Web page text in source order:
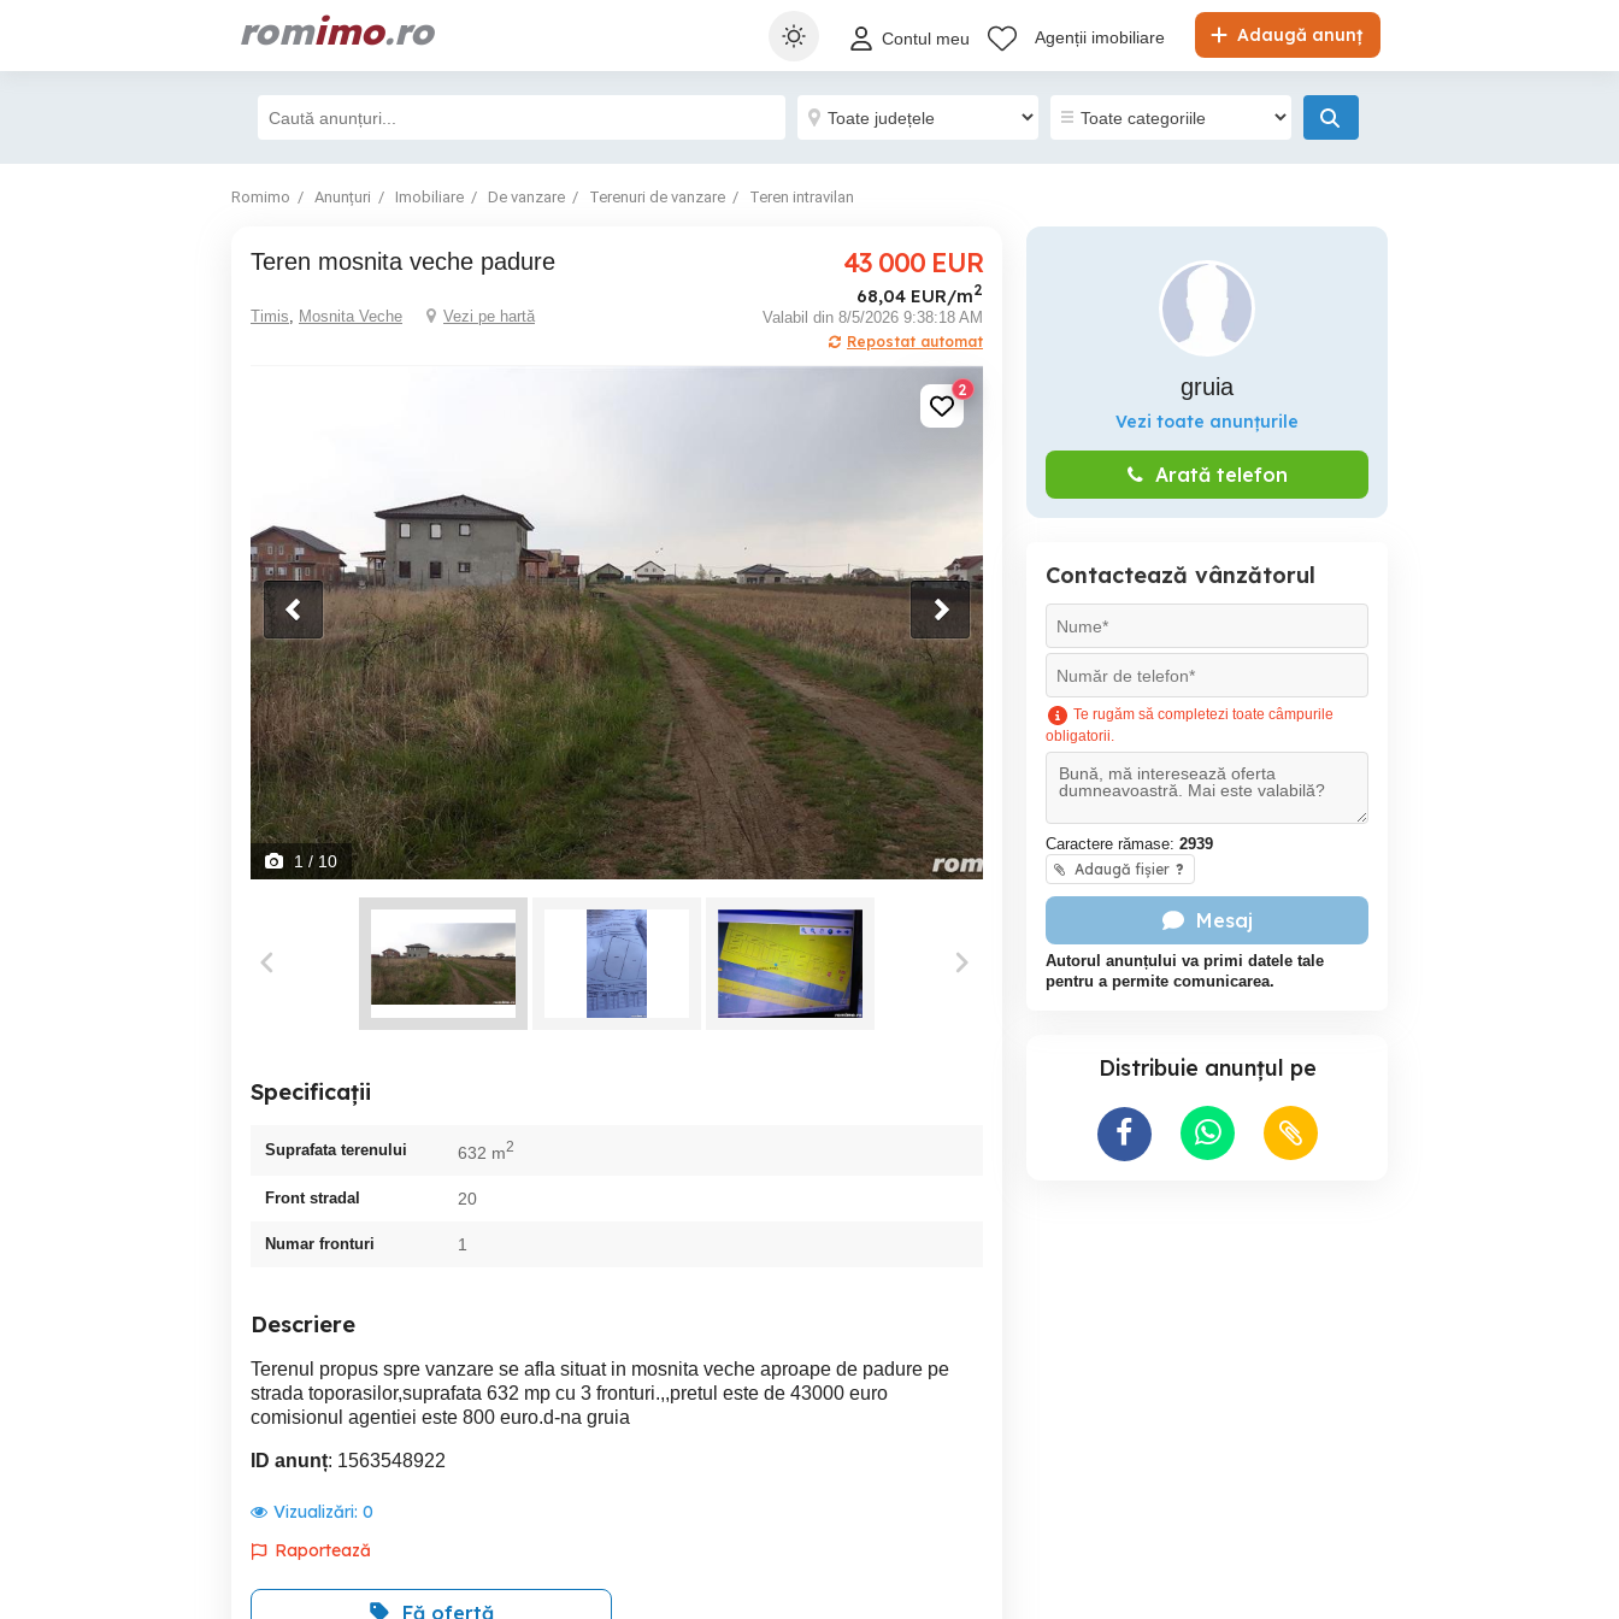
romimo.ro Adaugă anunț
Contul meu Agenții imobiliare
Romimo Anunțuri Imobiliare De vanzare Terenuri de vanzare Teren intravilan
teren mosnita veche padure 43 000 EUR
68,04 EUR/m2
Timis
Mosnita Veche Vezi pe hartă
Valabil din 8/5/2026 9:38:18 AM
Repostat automat
2
1 / 10
Specificații
Suprafata terenului 632 m2
Front stradal 20
Numar fronturi 1
Descriere
Terenul propus spre vanzare se afla situat in mosnita veche aproape de padure pe
strada toporasilor,suprafata 632 mp cu 3 fronturi.,,pretul este de 43000 euro
comisionul agentiei este 800 euro.d-na gruia
ID anunț: 1563548922
Vizualizări: 0
Raportează
Fă ofertă
gruia
Vezi toate anunțurile
Arată telefon
Contactează vânzătorul
Te rugăm să completezi toate câmpurile
obligatorii.
Caractere rămase: 2939
Adaugă fișier ?
Mesaj
Autorul anunțului va primi datele tale
pentru a permite comunicarea.
Distribuie anunțul pe